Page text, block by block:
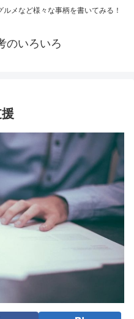
メなど様々な事柄を書いてみる！
のいろいろ